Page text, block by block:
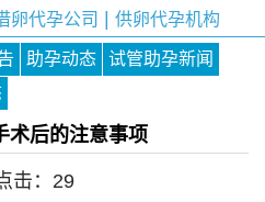
卵代孕公司 供卵代孕机构
助孕动态
试管助孕新闻
术后的注意事项
： 29